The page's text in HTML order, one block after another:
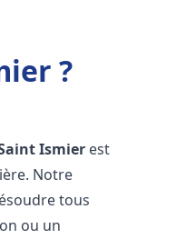
?
Ismier est
Notre
tous
ou un